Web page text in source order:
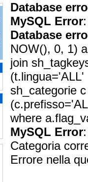
Database
MySQL Error
Database
NOW(), 0, 1)
join
sh_categorie
where
MySQL Error
Categoria
Errore nella